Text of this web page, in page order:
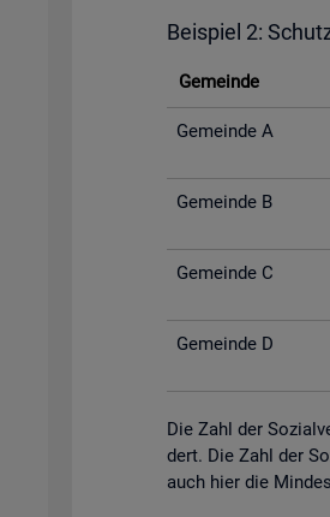
Bei­spiel 2:
Ge­mein­de
Ge­mein­de A
Ge­mein­de B
Ge­mein­de C
Ge­mein­de D
Die Zahl der
dert. Die Zahl der
auch hier die